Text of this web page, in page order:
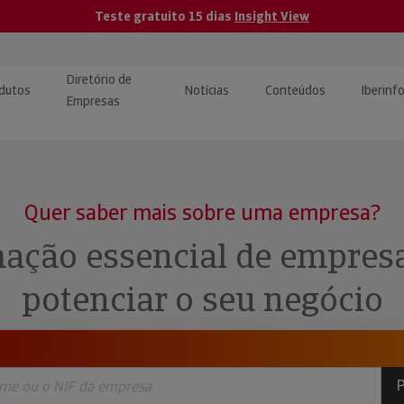
Teste gratuito 15 dias Insight View
de Créditos
Diretório de
Empresas
Notícias Conteúdos
Quer saber mais sobre uma empresa?
essencial de
potenciar o seu negócio